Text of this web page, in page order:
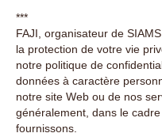
***
FAJI, organisateur de
la protection de votre vie
notre politique de
données à caractère
notre site Web ou de nos
généralement, dans le
fournissons.